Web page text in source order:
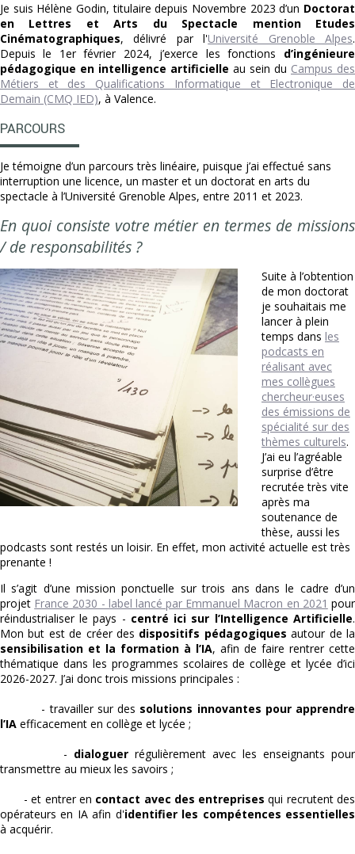
Je suis Hélène Godin, titulaire depuis Novembre 2023 d’un Doctorat
en Lettres et Arts du Spectacle mention Etudes
Cinématographiques, délivré par l'Université Grenoble Alpes.
Depuis le 1er février 2024, j’exerce les fonctions d’ingénieure
pédagogique en intelligence artificielle au sein du Campus des
Métiers et des Qualifications Informatique et Electronique de
Demain (CMQ IED), à Valence.
PARCOURS
Je témoigne d’un parcours très linéaire, puisque j’ai effectué sans
interruption une licence, un master et un doctorat en arts du
spectacle à l’Université Grenoble Alpes, entre 2011 et 2023.
En quoi consiste votre métier en termes de missions
/ de responsabilités ?
Suite à l’obtention
de mon doctorat
je souhaitais me
lancer à plein
temps dans les
podcasts en
réalisant avec
mes collègues
chercheur·euses
des émissions de
spécialité sur des
thèmes culturels.
J’ai eu l’agréable
surprise d’être
recrutée très vite
après ma
soutenance de
thèse, aussi les
podcasts sont restés un loisir. En effet, mon activité actuelle est très
prenante !
Il s’agit d’une mission ponctuelle sur trois ans dans le cadre d’un
projet France 2030 - label lancé par Emmanuel Macron en 2021 pour
réindustrialiser le pays - centré ici sur l’Intelligence Artificielle.
Mon but est de créer des dispositifs pédagogiques autour de la
sensibilisation et la formation à l’IA, afin de faire rentrer cette
thématique dans les programmes scolaires de collège et lycée d’ici
2026-2027. J’ai donc trois missions principales :
- travailler sur des solutions innovantes pour apprendre
l’IA efficacement en collège et lycée ;
- dialoguer régulièrement avec les enseignants pour
transmettre au mieux les savoirs ;
- et entrer en contact avec des entreprises qui recrutent des
opérateurs en IA afin d'identifier les compétences essentielles
à acquérir.